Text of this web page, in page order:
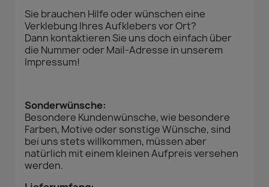
Sie brauchen Hilfe oder wünschen eine
Verklebung Ihres Aufklebers vor Ort?
Dann kontaktieren Sie uns doch einfach über
die Nummer oder Mail-Adresse in unserem
Impressum!
Sonderwünsche:
Besondere Kundenwünsche, wie besondere
Farben, Motive oder sonstige Wünsche, sind
bei uns stets willkommen, müssen aber
natürlich mit einem kleinen Aufpreis versehen
werden.